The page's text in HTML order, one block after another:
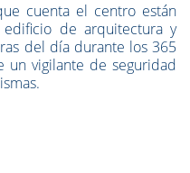
cuenta el centro están
de arquitectura y
del día durante los 365
un vigilante de seguridad